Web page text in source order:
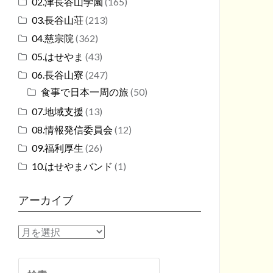
03.長谷山荘(213)
04.慈宗院 (362)
05.はせやま (43)
06.長谷山寮 (247)
食事で日本一周の旅 (50)
07.地域支援 (13)
08.情報発信委員会 (12)
09.福利厚生 (26)
10.はせやまバンド (1)
アーカイブ
ア
カ